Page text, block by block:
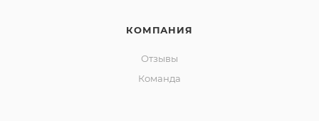
КОМПАНИЯ
Отзывы
Команда